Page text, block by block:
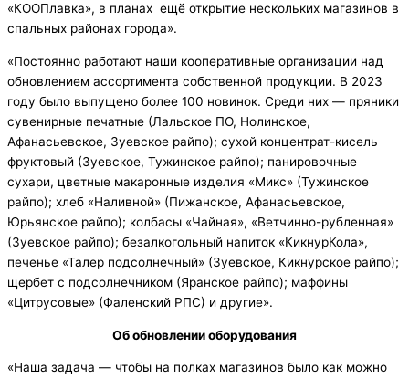
«КООПлавка», в планах ещё открытие нескольких магазинов в
спальных районах города».
«Постоянно работают наши кооперативные организации над
обновлением ассортимента собственной продукции. В 2023
году было выпущено более 100 новинок. Среди них — пряники
сувенирные печатные (Лальское ПО, Нолинское,
Афанасьевское, Зуевское райпо); сухой концентрат-кисель
фруктовый (Зуевское, Тужинское райпо); панировочные
сухари, цветные макаронные изделия «Микс» (Тужинское
райпо); хлеб «Наливной» (Пижанское, Афанасьевское,
Юрьянское райпо); колбасы «Чайная», «Ветчинно-рубленная»
(Зуевское райпо); безалкогольный напиток «КикнурКола»,
печенье «Талер подсолнечный» (Зуевское, Кикнурское райпо);
щербет с подсолнечником (Яранское райпо); маффины
«Цитрусовые» (Фаленский РПС) и другие».
Об обновленииоборудования
«Наша задача — чтобы на полках магазинов было как можно